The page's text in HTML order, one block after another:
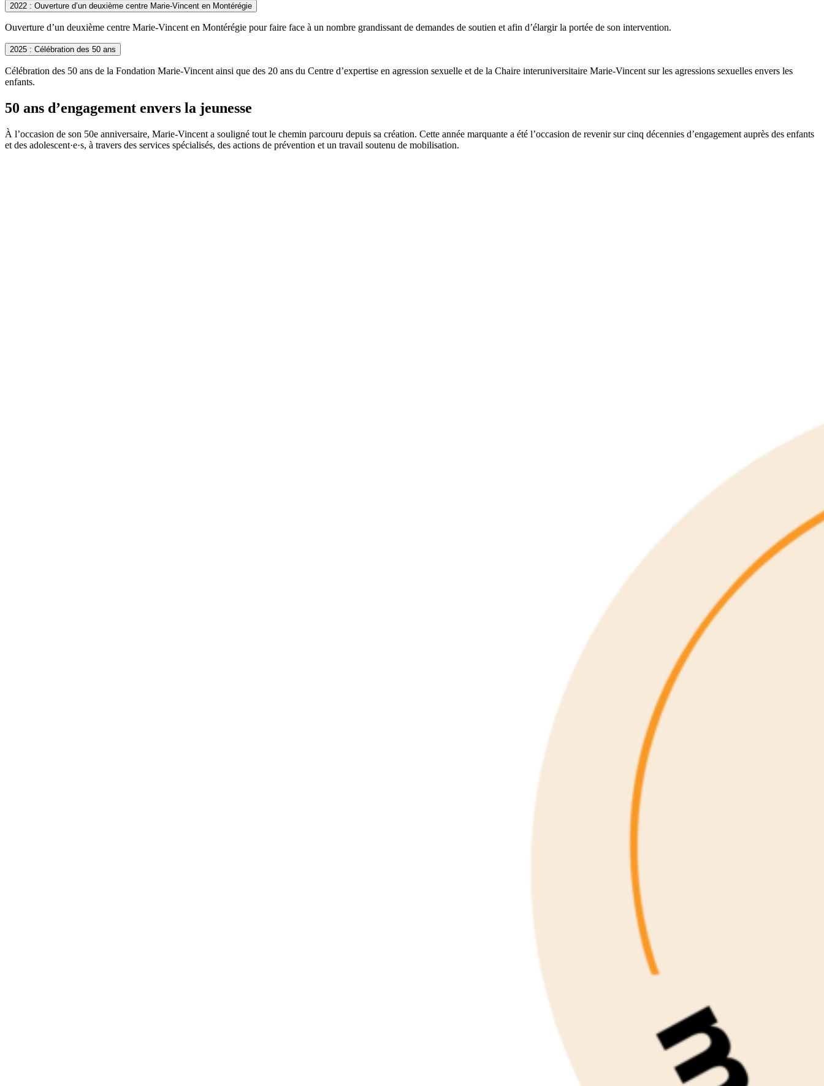
2022 : Ouverture d’un deuxième centre Marie-Vincent en Montérégie
Ouverture d’un deuxième centre Marie-Vincent en Montérégie pour faire face à un nombre grandissant de demandes de soutien et afin d’élargir la portée de son intervention.
2025 : Célébration des 50 ans
Célébration des 50 ans de la Fondation Marie-Vincent ainsi que des 20 ans du Centre d’expertise en agression sexuelle et de la Chaire interuniversitaire Marie-Vincent sur les agressions sexuelles envers les
enfants.
50 ans d’engagement envers la jeunesse
À l’occasion de son 50e anniversaire, Marie-Vincent a souligné tout le chemin parcouru depuis sa création. Cette année marquante a été l’occasion de revenir sur cinq décennies d’engagement auprès des enfants
et des adolescent·e·s, à travers des services spécialisés, des actions de prévention et un travail soutenu de mobilisation.